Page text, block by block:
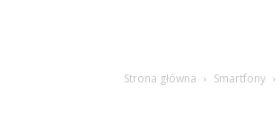
Strona główna Smartfony